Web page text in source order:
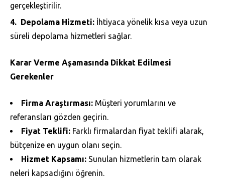
gerçekleştirilir.
Depolama Hizmeti: İhtiyaca yönelik kısa veya uzun
süreli depolama hizmetleri sağlar.
Karar Verme Aşamasında Dikkat Edilmesi
Gerekenler
Firma Araştırması: Müşteri yorumlarını ve
referansları gözden geçirin.
Fiyat Teklifi: Farklı firmalardan fiyat teklifi alarak,
bütçenize en uygun olanı seçin.
Hizmet Kapsamı: Sunulan hizmetlerin tam olarak
neleri kapsadığını öğrenin.